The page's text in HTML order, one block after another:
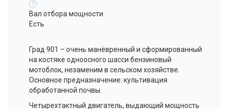
?
Вал отбора мощности
Есть
Град 901 – очень манёвренный и сформированный
на костяке одноосного шасси бензиновый
мотоблок, незаменим в сельском хозяйстве.
Основное предназначение: культивация
обработанной почвы.
Четырехтактный двигатель, выдающий мощность